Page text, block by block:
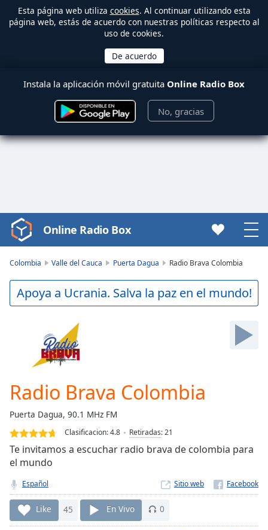
Esta página web utiliza cookies. Al continuar utilizando esta
página web, estás de acuerdo con nuestras políticas respecto al
uso de cookies.
Instala la aplicación móvil gratuita Online Radio Box
No, gracias
Video
Player
Play
Video
Current
Time0:00
-:-
Loaded:
0.00%
Stream
Seek to
live,
currently
behind
liveLIVE
Online Radio Box
Colombia Valle del Cauca Puerta Dagua Radio Brava Colombia
Apoya a Ucrania. Salva la paz en el mundo!
Radio Brava Colombia
Puerta Dagua, 90.1 MHz FM
Clasificacion:4.8 Retiradas:21
Te invitamos a escuchar radio brava de colombia para
el mundo
Español Sitio web
Like 45 En Vivo 0